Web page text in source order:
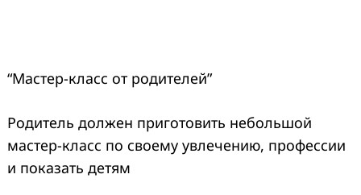
“Мастер-класс от родителей”
Родитель должен приготовить небольшой
мастер-класс по своему увлечению, профессии
и показать детям